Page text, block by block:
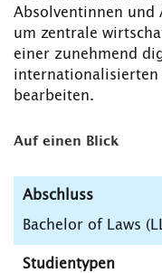
Absolventinnen und
um zentrale
einer zunehmend
bearbeiten.
Auf einen Blick
Abschluss
Bachelor of Laws
Studientypen